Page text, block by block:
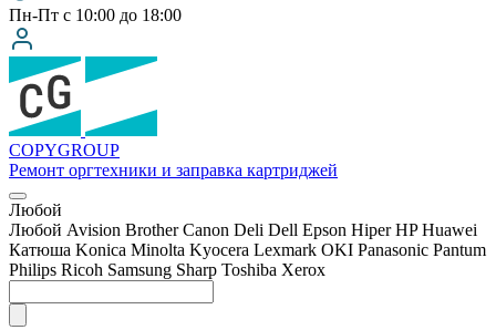
Пн-Пт с 10:00 до 18:00
COPYGROUP
Ремонт оргтехники и заправка картриджей
Любой
Любой Avision Brother Canon Deli Dell Epson Hiper HP Huawei
Катюша Konica Minolta Kyocera Lexmark OKI Panasonic Pantum
Philips Ricoh Samsung Sharp Toshiba Xerox